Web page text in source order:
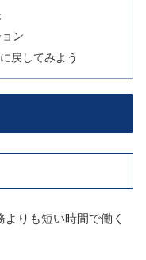
ン
戻してみよう
りも短い時間で働く